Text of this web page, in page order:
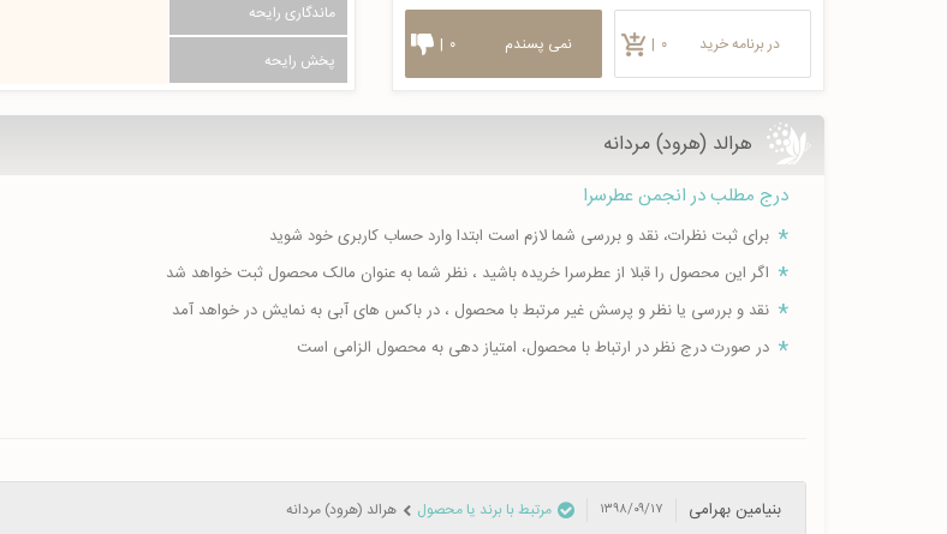
در برنامه خرید | ۰ نمی پسندم | ۰
ماندگاری رایحه
پخش رایحه
هرالد (هرود) مردانه
درج مطلب در انجمن عطرسرا
برای ثبت نظرات، نقد و بررسی شما لازم است ابتدا وارد حساب کاربری خود شوید
اگر این محصول را قبلا از عطرسرا خریده باشید ، نظر شما به عنوان مالک محصول ثبت خواهد شد
نقد و بررسی یا نظر و پرسش غیر مرتبط با محصول ، در باکس های آبی به نمایش در خواهد آمد
در صورت درج نظر در ارتباط با محصول، امتیاز دهی به محصول الزامی است
بنیامین بهرامی ۱۳۹۸/۰۹/۱۷ مرتبط با برند یا محصول هرالد (هرود) مردانه